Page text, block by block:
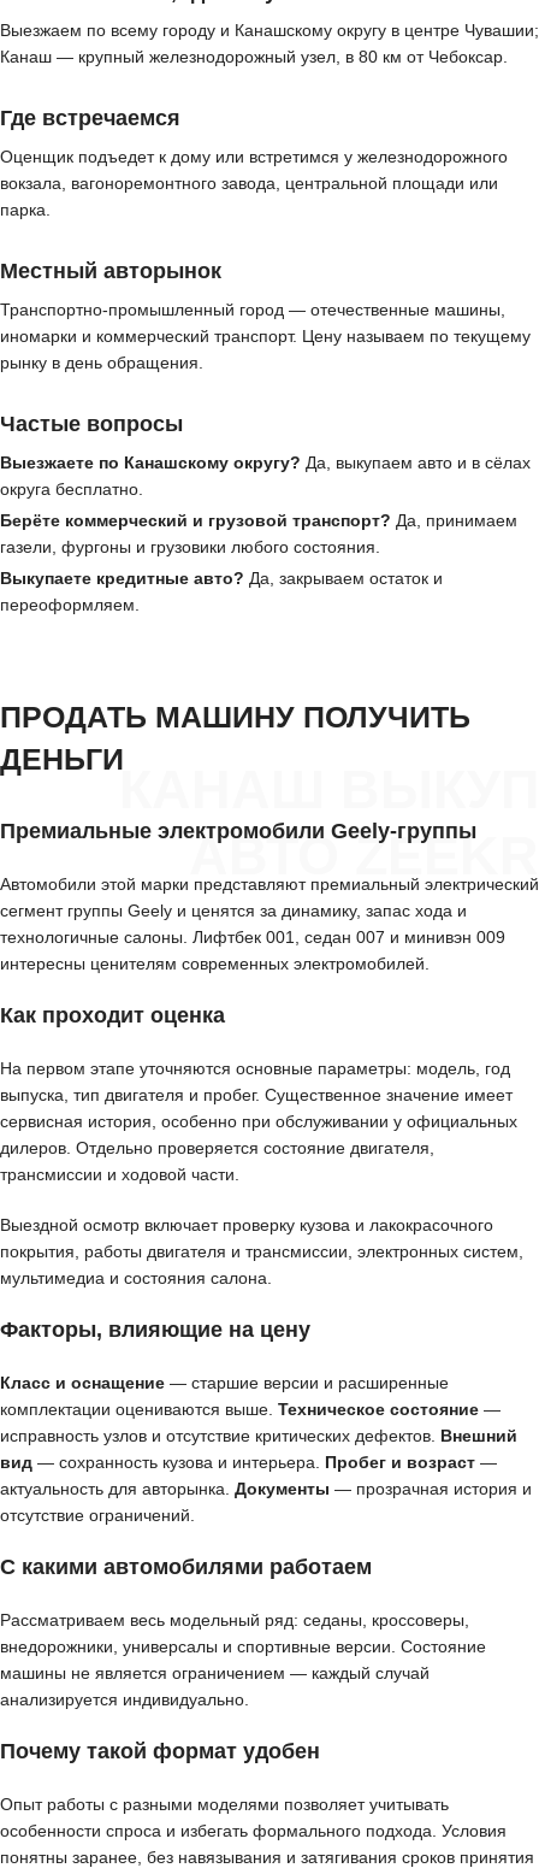
Выезжаем по всему городу и Канашскому округу в центре Чувашии;
Канаш — крупный железнодорожный узел, в 80 км от Чебоксар.
Где встречаемся
Оценщик подъедет к дому или встретимся у железнодорожного
вокзала, вагоноремонтного завода, центральной площади или
парка.
Местный авторынок
Транспортно-промышленный город — отечественные машины,
иномарки и коммерческий транспорт. Цену называем по текущему
рынку в день обращения.
Частые вопросы
Выезжаете по Канашскому округу? Да, выкупаем авто и в сёлах
округа бесплатно.
Берёте коммерческий и грузовой транспорт? Да, принимаем
газели, фургоны и грузовики любого состояния.
Выкупаете кредитные авто? Да, закрываем остаток и
переоформляем.
КАНАШ ВЫКУП
АВТО ZEEKR
ПРОДАТЬ МАШИНУ ПОЛУЧИТЬ
ДЕНЬГИ
Премиальные электромобили Geely-группы
Автомобили этой марки представляют премиальный электрический
сегмент группы Geely и ценятся за динамику, запас хода и
технологичные салоны. Лифтбек 001, седан 007 и минивэн 009
интересны ценителям современных электромобилей.
Как проходит оценка
На первом этапе уточняются основные параметры: модель, год
выпуска, тип двигателя и пробег. Существенное значение имеет
сервисная история, особенно при обслуживании у официальных
дилеров. Отдельно проверяется состояние двигателя,
трансмиссии и ходовой части.
Выездной осмотр включает проверку кузова и лакокрасочного
покрытия, работы двигателя и трансмиссии, электронных систем,
мультимедиа и состояния салона.
Факторы, влияющие на цену
Класс и оснащение — старшие версии и расширенные
комплектации оцениваются выше. Техническое состояние —
исправность узлов и отсутствие критических дефектов. Внешний
вид — сохранность кузова и интерьера. Пробег и возраст —
актуальность для авторынка. Документы — прозрачная история и
отсутствие ограничений.
С какими автомобилями работаем
Рассматриваем весь модельный ряд: седаны, кроссоверы,
внедорожники, универсалы и спортивные версии. Состояние
машины не является ограничением — каждый случай
анализируется индивидуально.
Почему такой формат удобен
Опыт работы с разными моделями позволяет учитывать
особенности спроса и избегать формального подхода. Условия
понятны заранее, без навязывания и затягивания сроков принятия